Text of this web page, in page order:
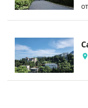
от